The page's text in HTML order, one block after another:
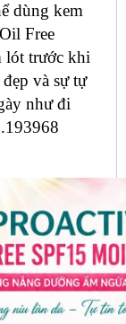
dùng kem
Free
lót trước khi
và sự tự
như đi